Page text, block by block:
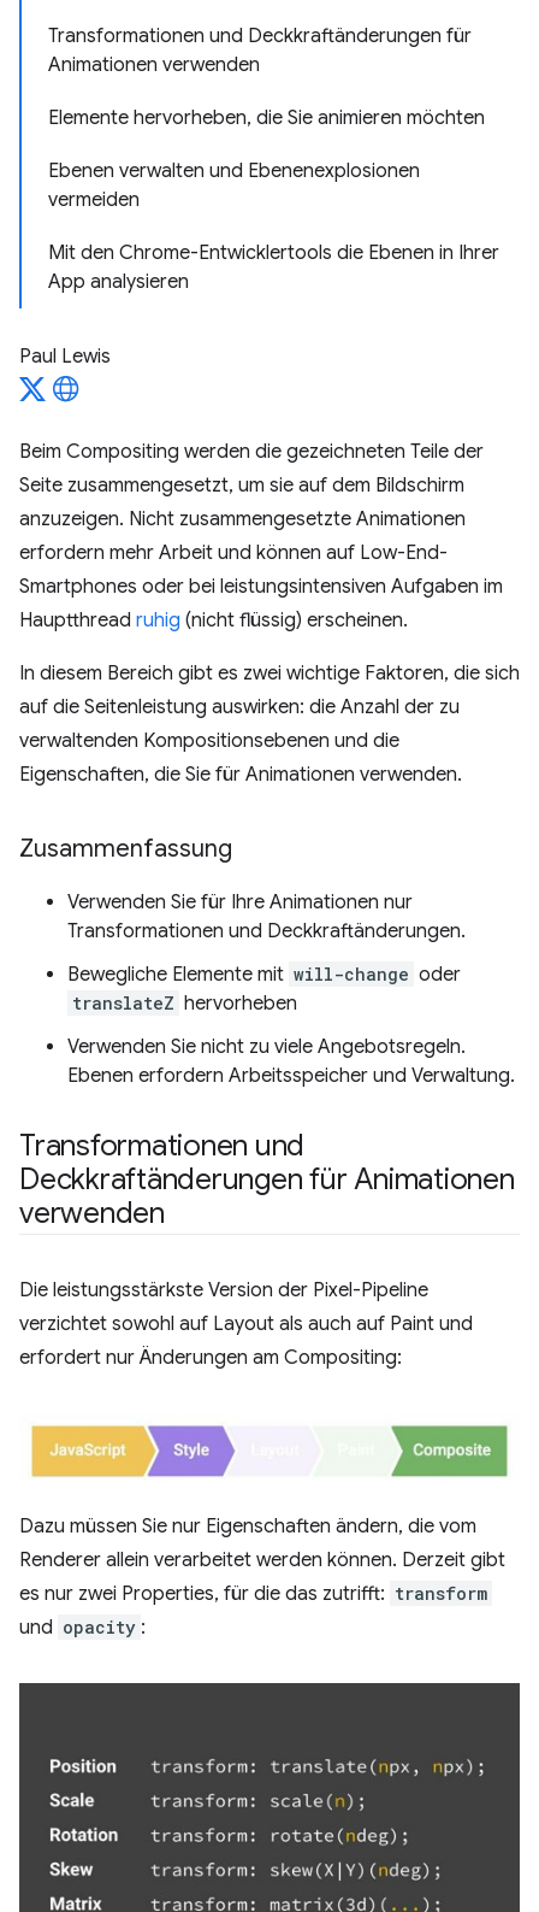
Transformationen und Deckkraftänderungen für
Animationen verwenden
Elemente hervorheben, die Sie animieren möchten
Ebenen verwalten und Ebenenexplosionen
vermeiden
Mit den Chrome-Entwicklertools die Ebenen in Ihrer
App analysieren
Paul Lewis
Beim Compositing werden die gezeichneten Teile der
Seite zusammengesetzt, um sie auf dem Bildschirm
anzuzeigen. Nicht zusammengesetzte Animationen
erfordern mehr Arbeit und können auf Low-End-
Smartphones oder bei leistungsintensiven Aufgaben im
Hauptthread ruhig (nicht flüssig) erscheinen.
In diesem Bereich gibt es zwei wichtige Faktoren, die sich
auf die Seitenleistung auswirken: die Anzahl der zu
verwaltenden Kompositionsebenen und die
Eigenschaften, die Sie für Animationen verwenden.
Zusammenfassung
Verwenden Sie für Ihre Animationen nur
Transformationen und Deckkraftänderungen.
Bewegliche Elemente mit will-change oder
translateZ hervorheben
Verwenden Sie nicht zu viele Angebotsregeln.
Ebenen erfordern Arbeitsspeicher und Verwaltung.
Transformationen und
Deckkraftänderungen für Animationen
verwenden
Die leistungsstärkste Version der Pixel-Pipeline
verzichtet sowohl auf Layout als auch auf Paint und
erfordert nur Änderungen am Compositing:
Dazu müssen Sie nur Eigenschaften ändern, die vom
Renderer allein verarbeitet werden können. Derzeit gibt
es nur zwei Properties, für die das zutrifft: transform
und opacity :